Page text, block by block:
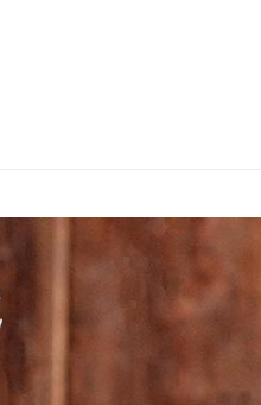
以上)免運費